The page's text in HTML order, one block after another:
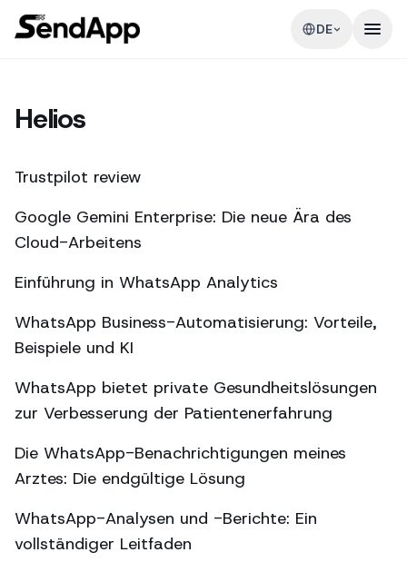
DE
Helios
Trustpilot review
Google Gemini Enterprise: Die neue Ära des
Cloud-Arbeitens
Einführung in WhatsApp Analytics
WhatsApp Business-Automatisierung: Vorteile,
Beispiele und KI
WhatsApp bietet private Gesundheitslösungen
zur Verbesserung der Patientenerfahrung
Die WhatsApp-Benachrichtigungen meines
Arztes: Die endgültige Lösung
WhatsApp-Analysen und -Berichte: Ein
vollständiger Leitfaden